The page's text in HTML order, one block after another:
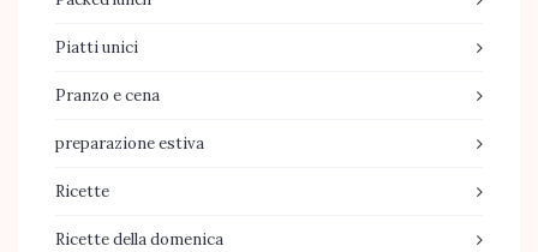
Piatti unici
Pranzo e cena
preparazione estiva
Ricette
Ricette della domenica